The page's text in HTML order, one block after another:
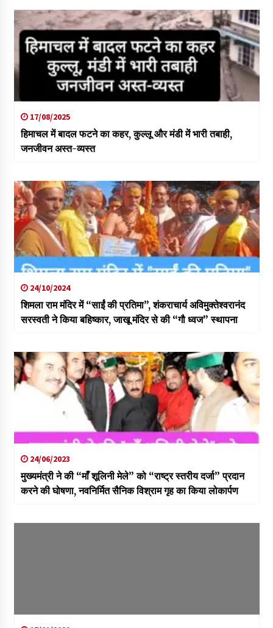
17/08/2025
हिमाचल में बादल फटने का कहर, कुल्लू और मंडी में भारी तबाही,
जनजीवन अस्त-व्यस्त
24/10/2024
शिमला राम मंदिर में “साईं की प्रतिमा”, शंकराचार्य अविमुक्तेश्वरानंद
सरस्वती ने किया बहिष्कार, जाखू मंदिर से की “गौ ध्वज” स्थापना
24/06/2023
मुख्यमंत्री ने की “माँ शूलिनी मेले” को “राष्ट्र स्तरीय दर्जा” प्रदान
करने की घोषणा, नवनिर्मित सैनिक विश्राम गृह का किया लोकार्पण